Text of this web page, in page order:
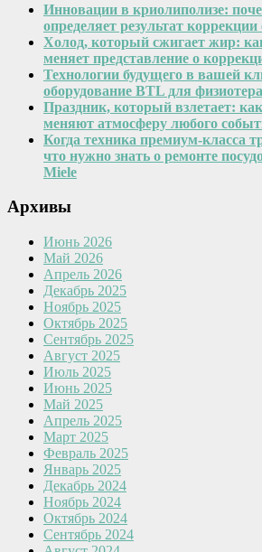
Инновации в криолиполизе:
определяет результат
Холод, который сжигает жир:
меняет представление о
Технологии будущего в вашей
оборудование BTL для
Праздник, который взлетает:
меняют атмосферу любого
Когда техника премиум-класса
что нужно знать о ремонте
Miele
Архивы
Июнь 2026
Май 2026
Апрель 2026
Декабрь 2025
Ноябрь 2025
Октябрь 2025
Сентябрь 2025
Август 2025
Июль 2025
Июнь 2025
Май 2025
Апрель 2025
Март 2025
Февраль 2025
Январь 2025
Декабрь 2024
Ноябрь 2024
Октябрь 2024
Сентябрь 2024